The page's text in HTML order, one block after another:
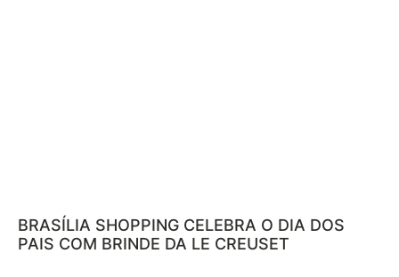
BRASÍLIA SHOPPING CELEBRA O DIA DOS
PAIS COM BRINDE DA LE CREUSET